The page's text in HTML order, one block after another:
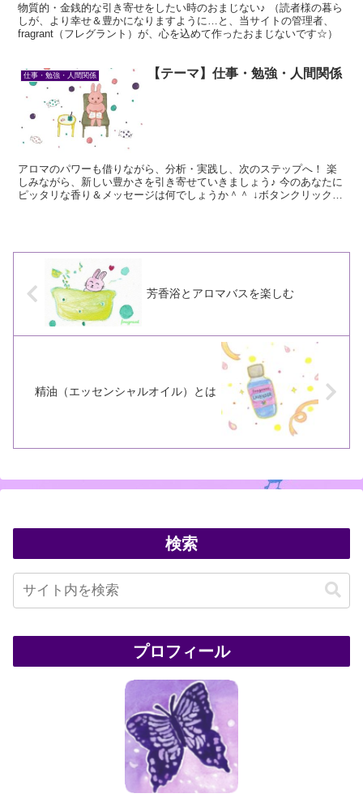
物質的・金銭的な引き寄せをしたい時のおまじない♪ （読者様の暮ら
しが、より幸せ＆豊かになりますように…と、当サイトの管理者、
fragrant（フレグラント）が、心を込めて作ったおまじないです☆）
仕事・勉強・人間関係 【テーマ】仕事・勉強・人間関係
アロマのパワーも借りながら、分析・実践し、次のステップへ！ 楽
しみながら、新しい豊かさを引き寄せていきましょう♪ 今のあなたに
ピッタリな香り＆メッセージは何でしょうか＾＾ ↓ボタンクリック
芳香浴とアロマバスを楽しむ
精油（エッセンシャルオイル）とは
検索
プロフィール